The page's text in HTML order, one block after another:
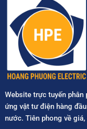
Website trực tuyến
ứng vật tư điện hàng
nước. Tiên phong về